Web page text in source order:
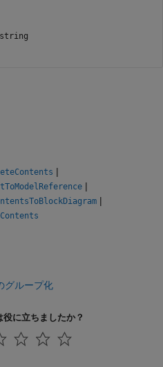
string
|
|
|
グループ化
役に立ちましたか？